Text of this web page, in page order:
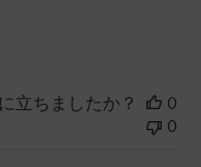
立ちましたか？
0
0